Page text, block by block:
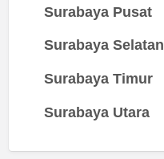
Surabaya Pusat
Surabaya Selatan
Surabaya Timur
Surabaya Utara